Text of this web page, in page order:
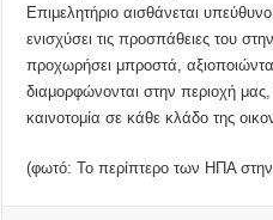
Επιμελητήριο αισθάνεται
ενισχύσει τις προσπάθειες του
προχωρήσει μπροστά,
διαμορφώνονται στην περιοχή μας,
καινοτομία σε κάθε κλάδο της
(φωτό: Το περίπτερο των ΗΠΑ